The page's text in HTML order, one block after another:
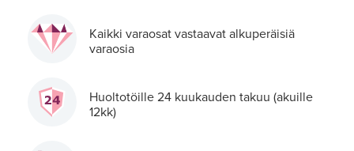
Kaikki varaosat vastaavat alkuperäisiä
varaosia
Huoltotöille 24 kuukauden takuu (akuille
12kk)